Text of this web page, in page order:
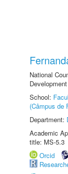
National
School:
(Câmpus de
Department:
Academic
title: MS-5.3
Orcid